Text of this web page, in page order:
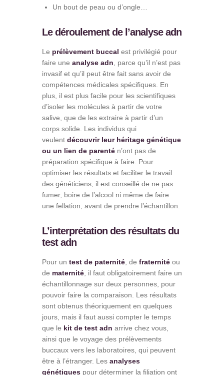
Un bout de peau ou d’ongle…
Le déroulement de l’analyse adn
Le prélèvement buccal est privilégié pour
faire une analyse adn, parce qu’il n’est pas
invasif et qu’il peut être fait sans avoir de
compétences médicales spécifiques. En
plus, il est plus facile pour les scientifiques
d’isoler les molécules à partir de votre
salive, que de les extraire à partir d’un
corps solide. Les individus qui
veulent découvrir leur héritage génétique
ou un lien de parenté n’ont pas de
préparation spécifique à faire. Pour
optimiser les résultats et faciliter le travail
des généticiens, il est conseillé de ne pas
fumer, boire de l’alcool ni même de faire
une fellation, avant de prendre l’échantillon.
L’interprétation des résultats du
test adn
Pour un test de paternité, de fraternité ou
de maternité, il faut obligatoirement faire un
échantillonnage sur deux personnes, pour
pouvoir faire la comparaison. Les résultats
sont obtenus théoriquement en quelques
jours, mais il faut aussi compter le temps
que le kit de test adn arrive chez vous,
ainsi que le voyage des prélèvements
buccaux vers les laboratoires, qui peuvent
être à l’étranger. Les analyses
génétiques pour déterminer la filiation ont